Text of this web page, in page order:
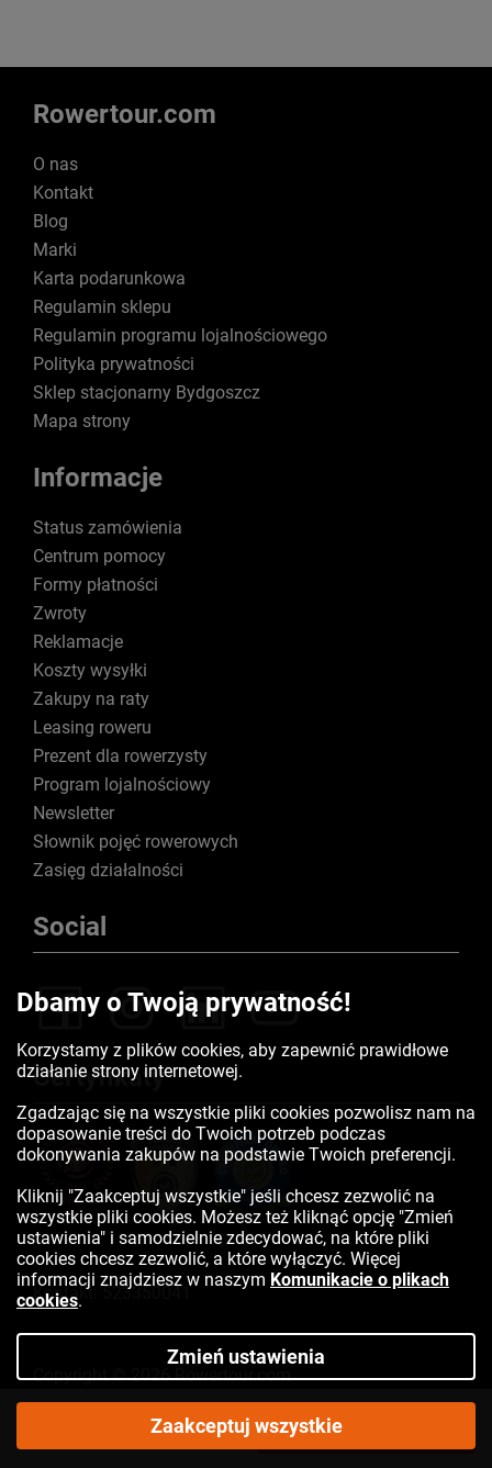
75,56zł DO KOSZYKA
Rowertour.com
O nas
Kontakt
Blog
Marki
Karta podarunkowa
Regulamin sklepu
Regulamin programu lojalnościowego
Polityka prywatności
Sklep stacjonarny Bydgoszcz
Mapa strony
Informacje
Status zamówienia
Centrum pomocy
Formy płatności
Zwroty
Reklamacje
Koszty wysyłki
Zakupy na raty
Leasing roweru
Prezent dla rowerzysty
Program lojalnościowy
Newsletter
Słownik pojęć rowerowych
Zasięg działalności
Social
Certyfikaty
Kontakt: 523350041
Copyright © 2026 Rowertour.com
Internetowy sklep rowerowy
Dbamy o Twoją prywatność!
Korzystamy z plików cookies, aby zapewnić prawidłowe
działanie strony internetowej.
Zgadzając się na wszystkie pliki cookies pozwolisz nam na
dopasowanie treści do Twoich potrzeb podczas
dokonywania zakupów na podstawie Twoich preferencji.
Kliknij "Zaakceptuj wszystkie" jeśli chcesz zezwolić na
wszystkie pliki cookies. Możesz też kliknąć opcję "Zmień
ustawienia" i samodzielnie zdecydować, na które pliki
cookies chcesz zezwolić, a które wyłączyć. Więcej
informacji znajdziesz w naszym Komunikacie o plikach
cookies.
Zmień ustawienia
Zaakceptuj wszystkie